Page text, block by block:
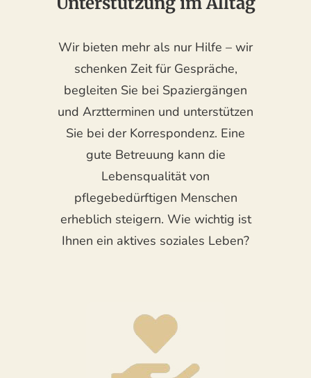
Wir bieten mehr als nur Hilfe – wir
schenken Zeit für Gespräche,
begleiten Sie bei Spaziergängen
und Arztterminen und unterstützen
Sie bei der Korrespondenz. Eine
gute Betreuung kann die
Lebensqualität von
pflegebedürftigen Menschen
erheblich steigern. Wie wichtig ist
Ihnen ein aktives soziales Leben?